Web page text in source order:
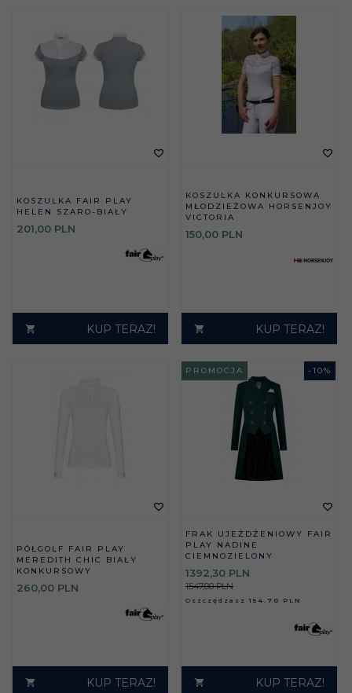
KOSZULKA FAIR PLAY
HELEN SZARO-BIAŁY
201,00 PLN
KUP TERAZ!
KOSZULKA KONKURSOWA
MŁODZIEŻOWA HORSENJOY
VICTORIA
150,00 PLN
KUP TERAZ!
PÓŁGOLF FAIR PLAY
MEREDITH CHIC BIAŁY
KONKURSOWY
260,00 PLN
KUP TERAZ!
- 10%
PROMOCJA
FRAK UJEŻDŻENIOWY FAIR
PLAY NADINE
CIEMNOZIELONY
1392,30 PLN
1547,00 PLN
Oszczędzasz 154.70 PLN
KUP TERAZ!